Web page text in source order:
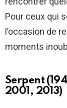
Pour ceux qui
l’occasion de
moments
Serpent
2001, 2013)